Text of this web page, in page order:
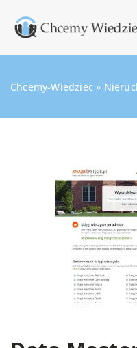
Chcemy-Wiedziec »